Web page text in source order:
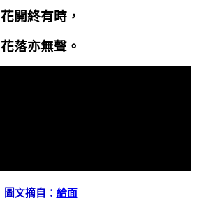
花開終有時，
花落亦無聲。
圖文摘自： 給面